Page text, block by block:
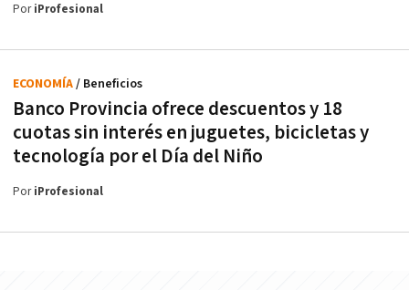
PoriProfesional
Banco Provincia ofrece descuentos y 18
cuotas sin interés en juguetes, bicicletas y
tecnología por el Día del Niño
ECONOMÍA/ Beneficios
PoriProfesional